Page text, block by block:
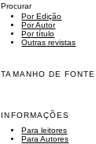
Procurar
Por Edição
Por Autor
Por título
Outras revistas
TAMANHO DE FONTE
INFORMAÇÕES
Para leitores
Para Autores